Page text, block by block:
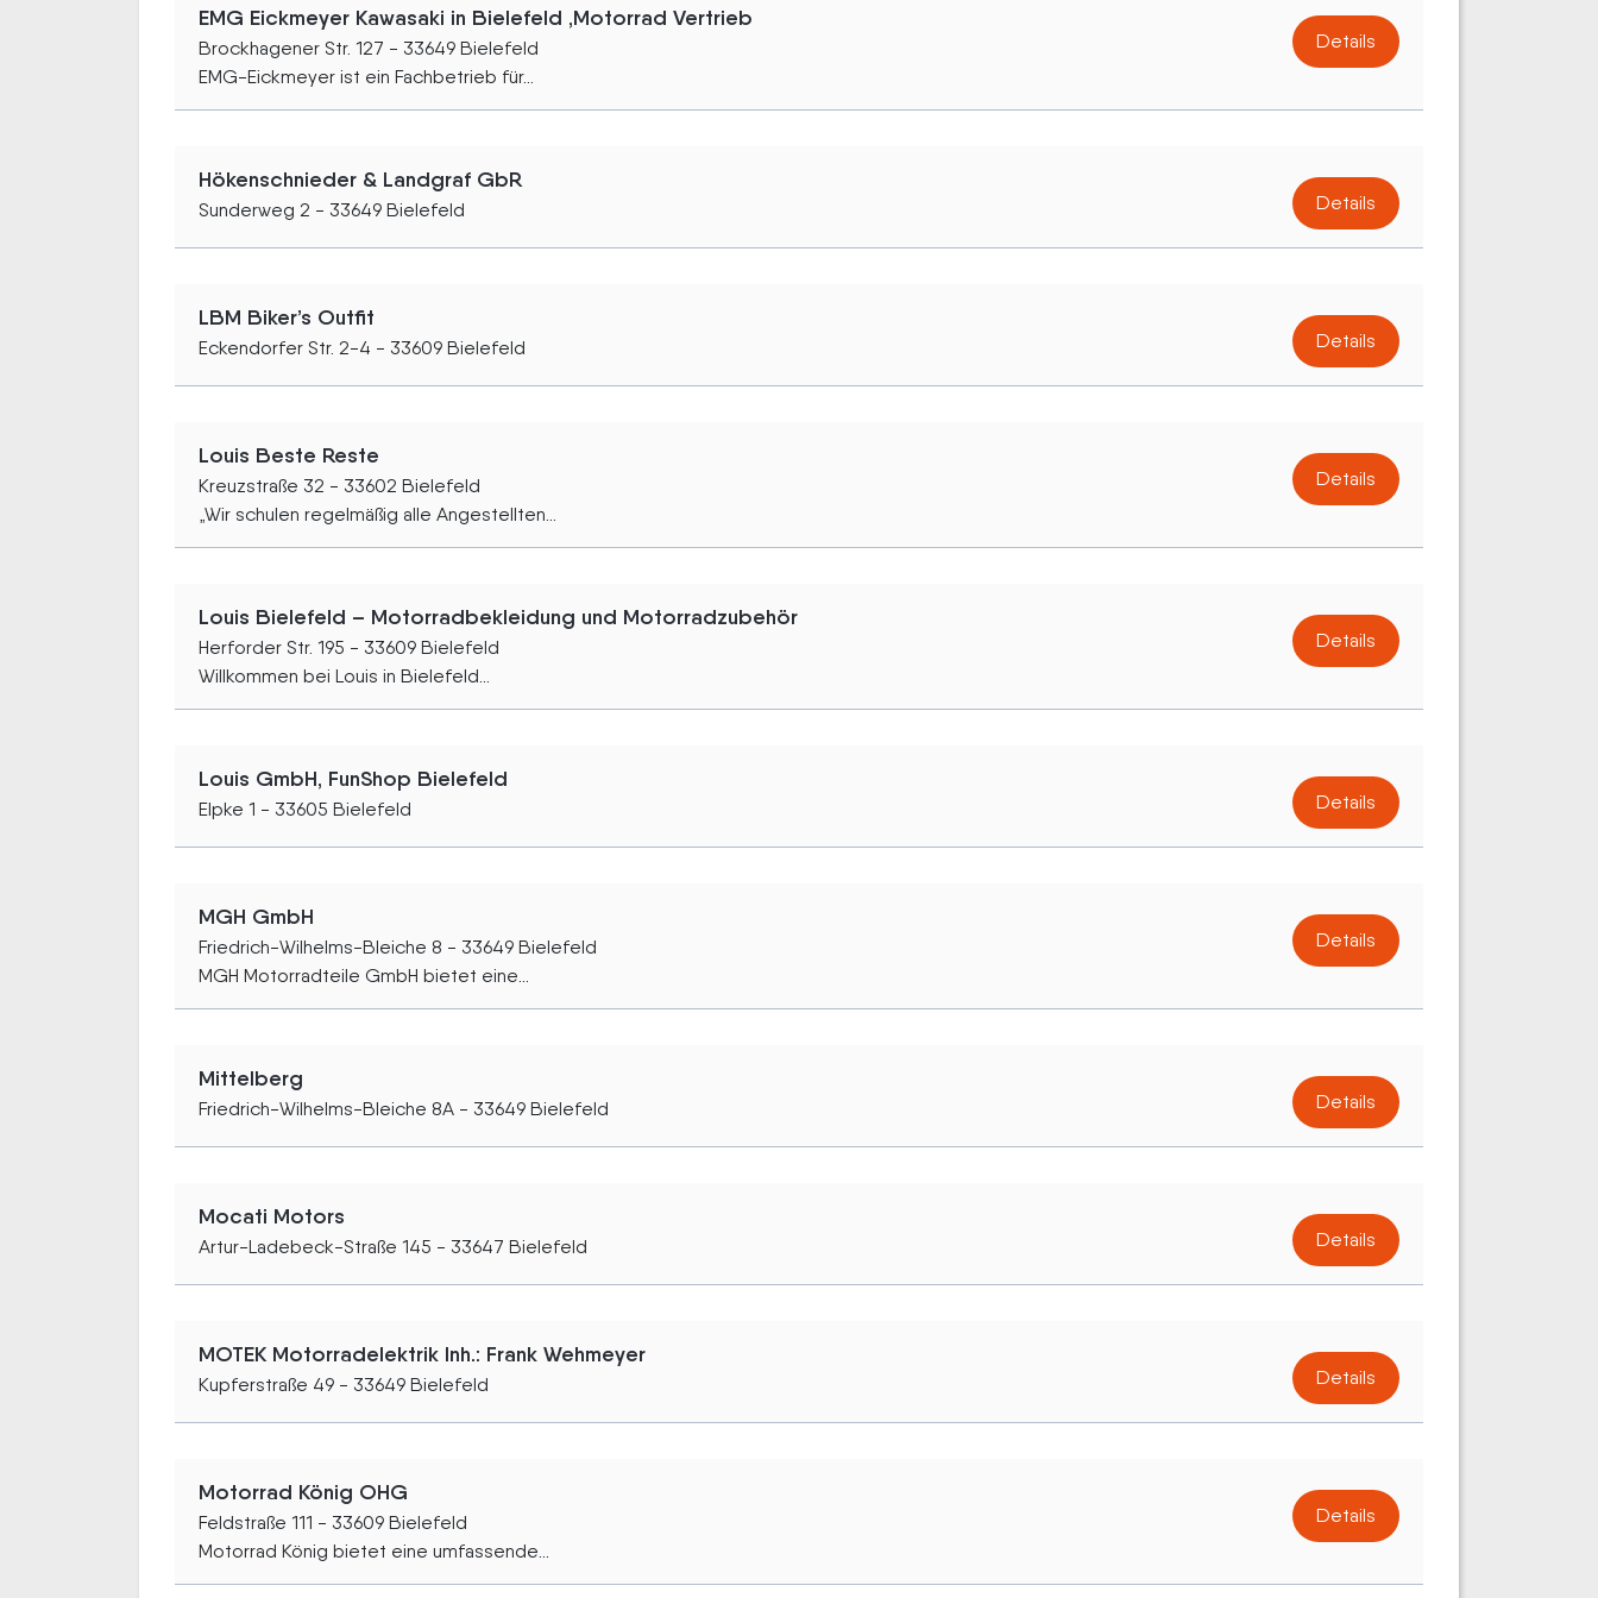
EMG Eickmeyer Kawasaki in Bielefeld ,Motorrad Vertrieb
Brockhagener Str. 127 - 33649 Bielefeld
EMG-Eickmeyer ist ein Fachbetrieb für...
Details
Hökenschnieder & Landgraf GbR
Sunderweg 2 - 33649 Bielefeld Details
LBM Biker’s Outfit
Eckendorfer Str. 2-4 - 33609 Bielefeld Details
Louis Beste Reste
Kreuzstraße 32 - 33602 Bielefeld
„Wir schulen regelmäßig alle Angestellten...
Details
Louis Bielefeld – Motorradbekleidung und Motorradzubehör
Herforder Str. 195 - 33609 Bielefeld
Willkommen bei Louis in Bielefeld...
Details
Louis GmbH, FunShop Bielefeld
Elpke 1 - 33605 Bielefeld Details
MGH GmbH
Friedrich-Wilhelms-Bleiche 8 - 33649 Bielefeld
MGH Motorradteile GmbH bietet eine...
Details
Mittelberg
Friedrich-Wilhelms-Bleiche 8A - 33649 Bielefeld Details
Mocati Motors
Artur-Ladebeck-Straße 145 - 33647 Bielefeld Details
MOTEK Motorradelektrik Inh.: Frank Wehmeyer
Kupferstraße 49 - 33649 Bielefeld Details
Motorrad König OHG
Feldstraße 111 - 33609 Bielefeld
Motorrad König bietet eine umfassende...
Details